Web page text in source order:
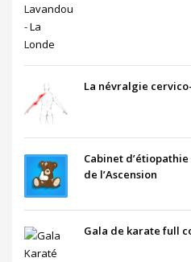
La névralgie
Cabinet
de l’Ascension
Gala de karate full